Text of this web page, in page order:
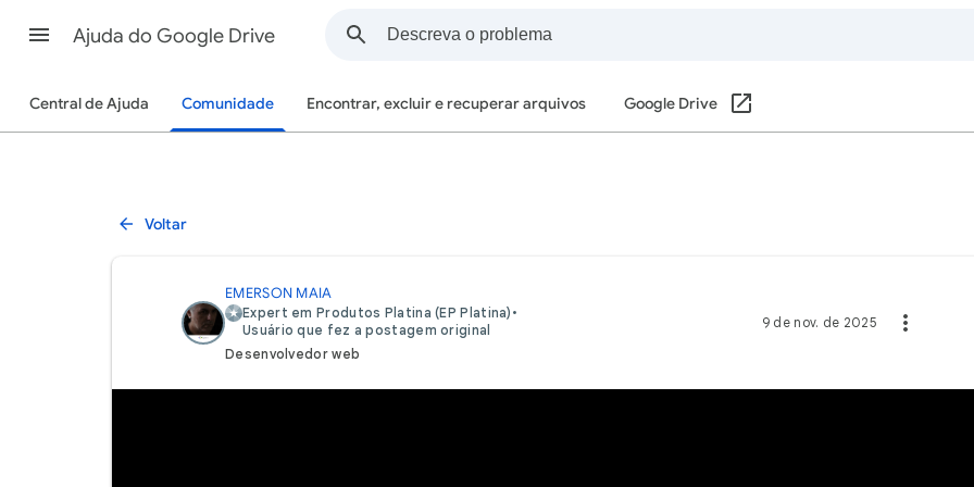
Ajuda do Google Drive
Central de Ajuda Comunidade Encontrar, excluir e recuperar arquivos Google Drive
Voltar
EMERSON MAIA
Expert em Produtos Platina (EP Platina) •
Usuário que fez a postagem original
Desenvolvedor web
9 de nov. de 2025